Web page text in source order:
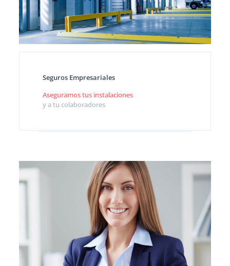
Seguros Empresariales
Aseguramos tus instalaciones
y a tu colaboradores